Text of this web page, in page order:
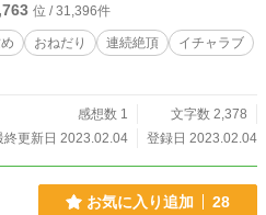
位 / 31,396件
おねだり 連続絶頂
イチャラブ
感想数 1
文字数 2,378
終更新日 2023.02.04
登録日 2023.02.04
お気に入り追加 28